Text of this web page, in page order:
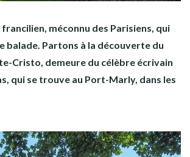
méconnu des Parisiens, qui
balade. Partons à la découverte du
Cristo, demeure du célèbre écrivain
qui se trouve au Port-Marly, dans les